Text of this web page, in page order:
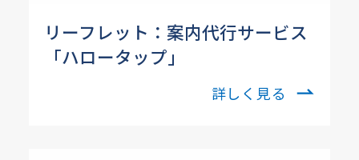
リーフレット：案内代行サービス
「ハロータップ」
詳しく見る